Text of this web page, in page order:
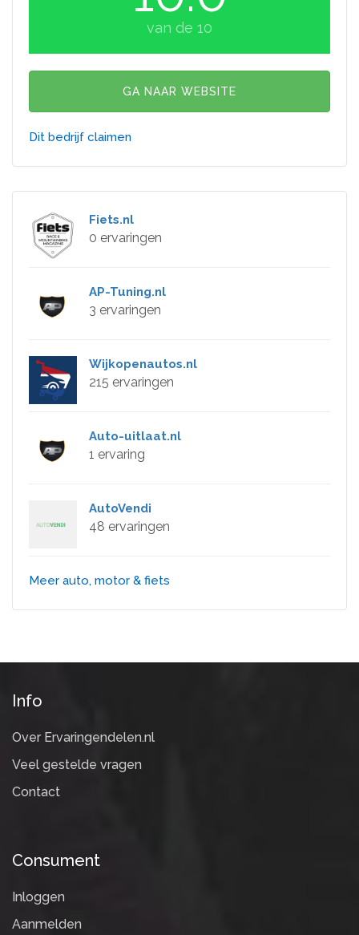
van de 10
GA NAAR WEBSITE
Dit bedrijf claimen
Fiets.nl
0 ervaringen
AP-Tuning.nl
3 ervaringen
Wijkopenautos.nl
215 ervaringen
Auto-uitlaat.nl
1 ervaring
AutoVendi
48 ervaringen
Meer auto, motor & fiets
Info
Over Ervaringendelen.nl
Veel gestelde vragen
Contact
Consument
Inloggen
Aanmelden